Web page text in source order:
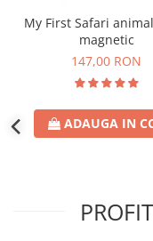
My First Safari
magnetic
147,00 RON
ADAUGA IN